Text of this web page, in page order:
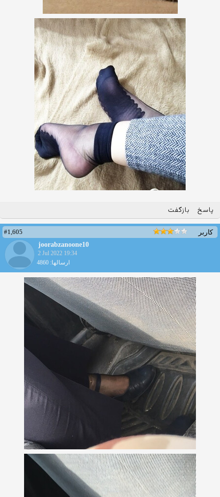
پاسخ بازگفت
کاربر
#1,605
joorabzanoone10
2 Jul 2022 19:34
ارسالها: 4860